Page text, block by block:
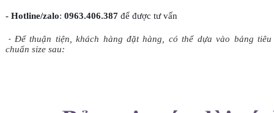
- Hotline/zalo: 0963.406.387 để được tư vấn
- Để thuận tiện, khách hàng đặt hàng, có thể dựa vào bảng tiêu
chuẩn size sau: